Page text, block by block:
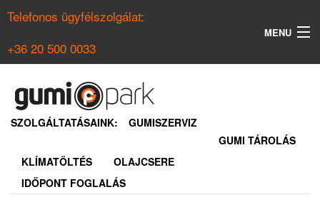
Telefonos ügyfélszolgálat:
+36 20 500 0033
MENU
NYÁRI GUMI KERESŐ
SZOLGÁLTATÁSAINK:
GUMISZERVIZ
GUMI TÁROLÁS
KLÍMATÖLTÉS
OLAJCSERE
IDŐPONT FOGLALÁS